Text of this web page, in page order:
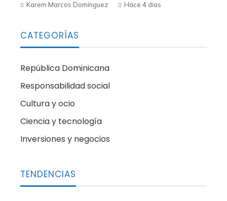
Karem Marcos Domínguez Hace 4 días
CATEGORÍAS
República Dominicana
Responsabilidad social
Cultura y ocio
Ciencia y tecnología
Inversiones y negocios
TENDENCIAS